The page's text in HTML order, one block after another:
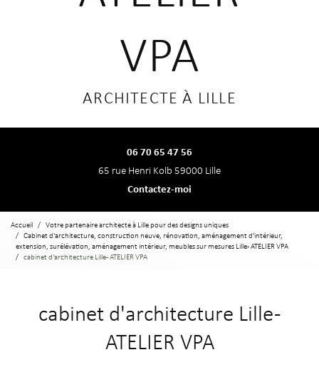
VPA
ARCHITECTE À LILLE
06 70 65 47 56
65 rue Henri Kolb 59000 Lille
Contactez-moi
Accueil
Votre partenaire architecte à Lille pour des designs uniques
Cabinet d'architecture, construction neuve, rénovation, aménagement d'intérieur,
extension, surélévation, aménagement intérieur, meubles sur mesures Lille - ATELIER VPA
cabinet d'architecture Lille - ATELIER VPA
cabinet d'architecture Lille -
ATELIER VPA